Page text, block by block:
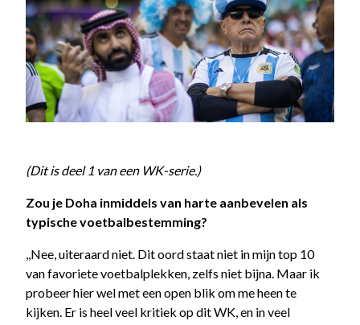
(Dit is deel 1 van een WK-serie.)
Zou je Doha inmiddels van harte aanbevelen als
typische voetbalbestemming?
,,Nee, uiteraard niet. Dit oord staat niet in mijn top 10
van favoriete voetbalplekken, zelfs niet bijna. Maar ik
probeer hier wel met een open blik om me heen te
kijken. Er is heel veel kritiek op dit WK, en in veel